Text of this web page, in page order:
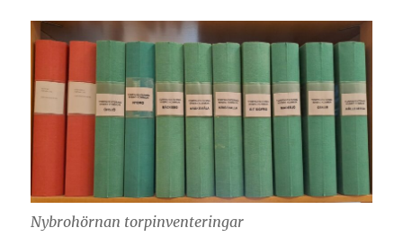
Nybrohörnan torpinventeringar